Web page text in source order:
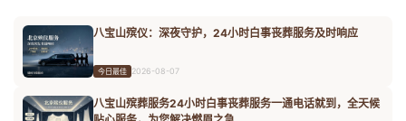
八宝山殡仪：深夜守护，24小时白事丧葬服务及时响应
今日最佳 2026-08-07
八宝山殡葬服务24小时白事丧葬服务一通电话就到，全天候